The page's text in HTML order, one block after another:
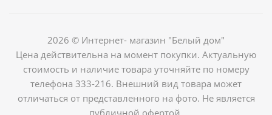
2026 © Интернет- магазин "Белый дом"
Цена действительна на момент покупки. Актуальную
стоимость и наличие товара уточняйте по номеру
телефона 333-216. Внешний вид товара может
отличаться от представленного на фото. Не является
публичной офертой.